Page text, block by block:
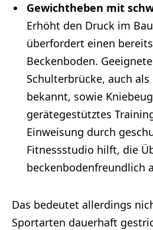
Gewichtheben mit
Erhöht den Druck im
überfordert einen
Beckenboden.
Schulterbrücke, auch als
bekannt, sowie
gerätegestütztes
Einweisung durch
Fitnessstudio hilft, die
beckenbodenfreundlich
Das bedeutet allerdings
Sportarten dauerhaft